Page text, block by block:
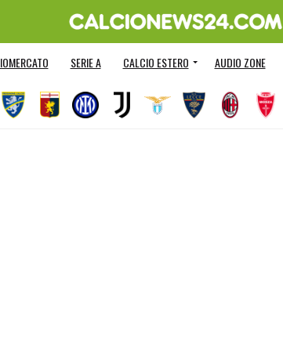
SERIE A CALCIO ESTERO AUDIO ZONE